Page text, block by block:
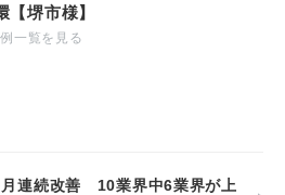
【堺市様】
一覧を見る
連続改善 10業界中6業界が上